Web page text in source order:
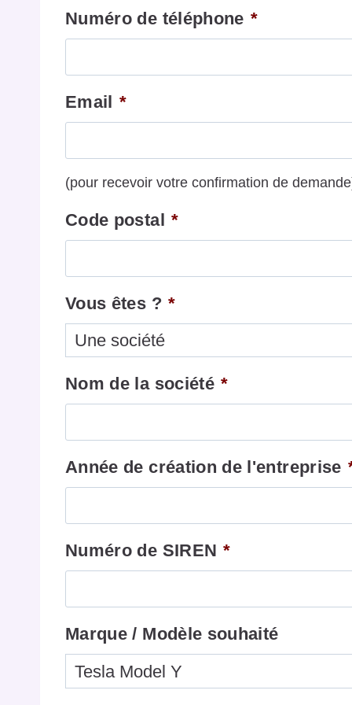
Numéro de téléphone *
Email *
(pour recevoir votre confirmation de
Code postal *
Vous êtes ? *
Nom de la société *
Année de création de l'entreprise
Numéro de SIREN *
Marque / Modèle souhaité